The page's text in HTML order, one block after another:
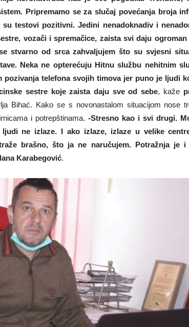
Pripremamo se za slučaj povećanja broja
testovi pozitivni. Jedini nenadoknadiv i
vozači i spremačice, zaista svi daju
stvarno od srca zahvaljujem što su svjesni
Neka ne opterećuju Hitnu službu nehitnim
pozivanja telefona svojih timova jer puno je ljudi
sestre koje zaista daju sve od sebe, kaže
Bihać. Kako se s novonastalom situacijom nose
i potrepštinama. -Stresno kao i svi drugi.
ljudi ne izlaze. I ako izlaze, izlaze u velike
brašno, što ja ne naručujem. Potražnja je
Karabegović.